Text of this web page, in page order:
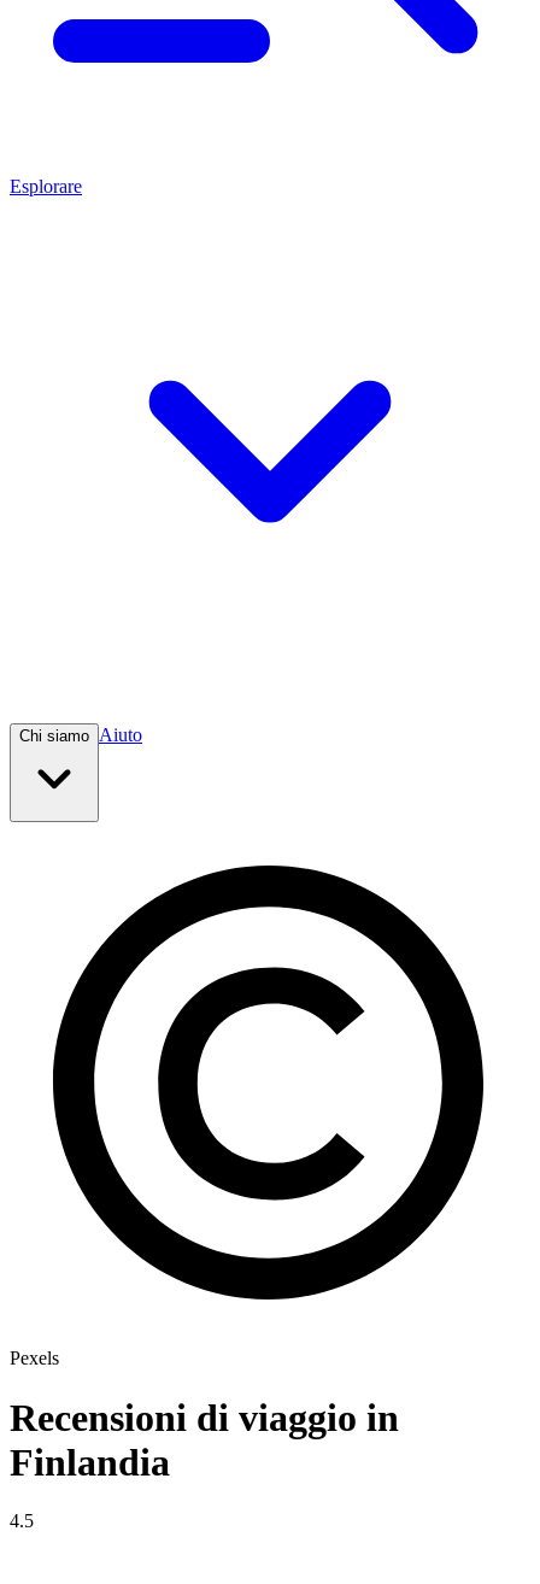
Esplorare
Chi siamo Aiuto
Pexels
Recensioni di viaggio in
Finlandia
4.5